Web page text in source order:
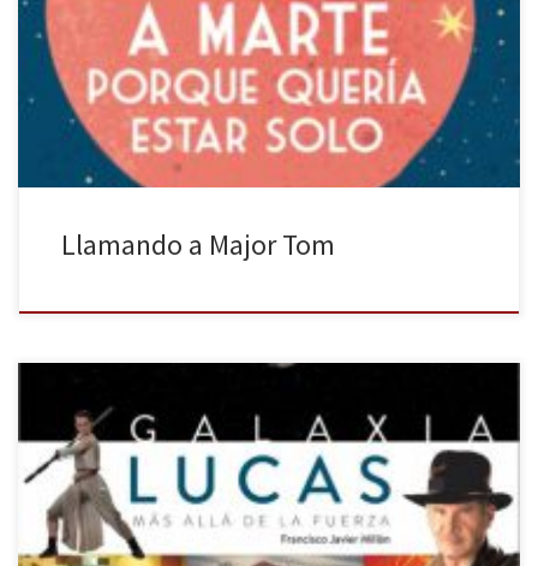
abrumados por el mundo y hemos tenido la imperiosa necesidad
de evadirnos de él. Para ello empleamos diversos métodos: ver
una serie de televisión o una película, leer un libro, escuchar
música, jugar a un videojuego o, simplemente, tumbarnos en […]
Llamando a Major Tom
Al hablar de Lucasfilms automáticamente se nos viene a la mente
dos clásicas sagas, Star Wars e Indiana Jones. Pero la productora
creada por el cineasta George Lucas ha sido responsable de otros
grandes títulos cinematográficos que seguramente conozcas y
que probablemente no sabías. Es por ello que Diábolo Ediciones